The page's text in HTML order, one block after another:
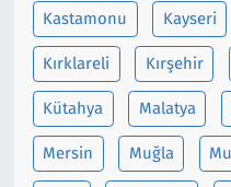
Kastamonu Kayseri
Kırklareli Kırşehir
Kütahya Malatya
Mersin Muğla